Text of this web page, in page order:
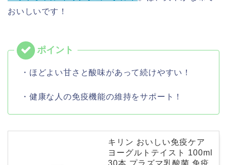
おいしいです！
・ほどよい甘さと酸味があって続けやすい！
・健康な人の免疫機能の維持をサポート！
キリン おいしい免疫ケア
ヨーグルトテイスト 100ml